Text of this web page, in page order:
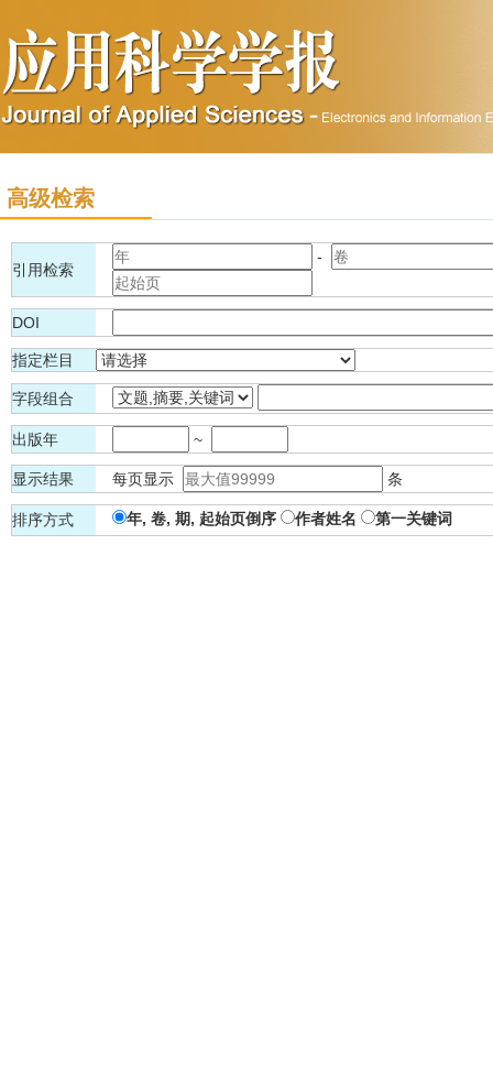
高级检索
引用检索
-
DOI
指定栏目
字段组合
出版年 ~
显示结果 每页显示 条
排序方式 年, 卷, 期, 起始页倒序 作者姓名 第一关键词